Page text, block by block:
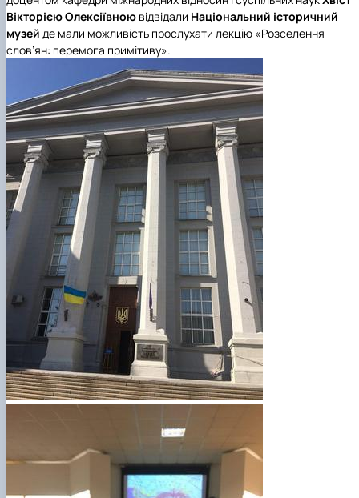
Підготовка до вступу в аспірантуру
Правила прийому 2026
Контактні дані
Профорієнтаційна діяльність
Профорієнтаційна робота
Дні відкритих дверей
Інформація і політика
HistoryEU
Вікторією Олексіївною відвідали Національний історичний
музей де мали можливість прослухати лекцію «Розселення
слов’ян: перемога примітиву».